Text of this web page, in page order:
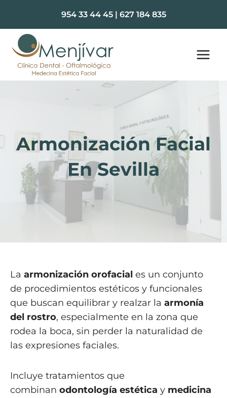
contenido
954 33 44 45| 627 184 835
Armonización Facial
En Sevilla
La armonización orofacial es un conjunto
de procedimientos estéticos y funcionales
que buscan equilibrar y realzar la armonía
del rostro, especialmente en la zona que
rodea la boca, sin perder la naturalidad de
las expresiones faciales.
Incluye tratamientos que
combinan odontología estética y medicina